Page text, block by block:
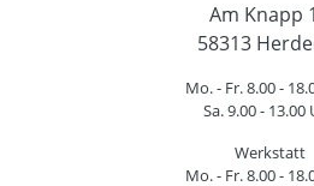
Am Knapp
58313
Mo. - Fr. 8.00 -
Sa. 9.00 - 13.00
Werkstatt
Mo. - Fr. 8.00 -